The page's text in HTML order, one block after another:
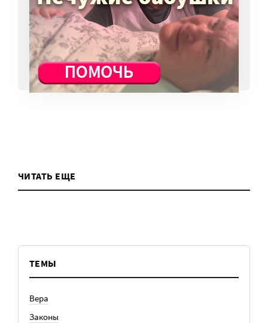
избежать?
7 авг, 13:13
ВСЕ НОВОСТИ
ЧИТАТЬ ЕЩЕ
ТЕМЫ
Вера
Законы